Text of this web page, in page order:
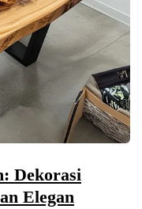
Dekorasi
Elegan